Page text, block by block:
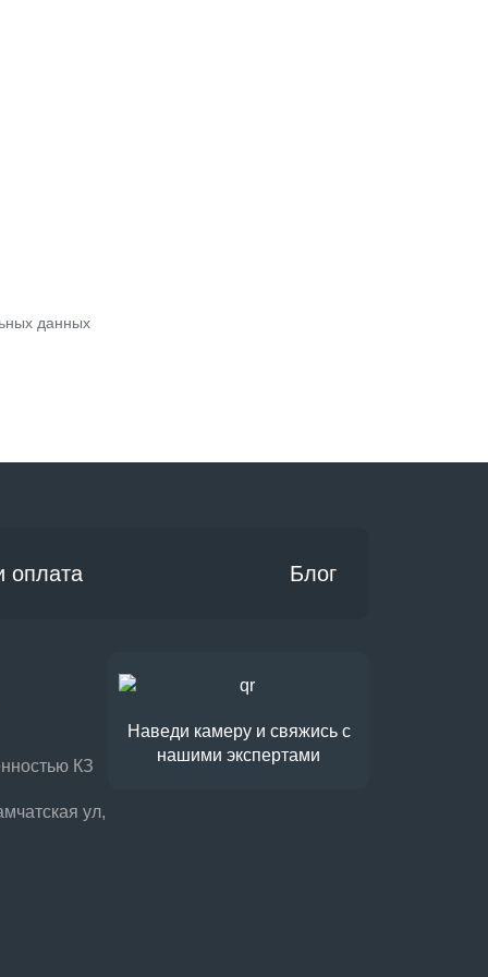
данных
оплата Блог
КЗ
ул,
Наведи камеру и свяжись с
нашими экспертами